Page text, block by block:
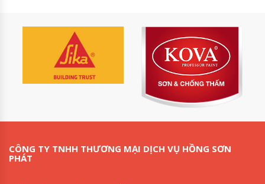
CÔNG TY TNHH THƯƠNG MẠI DỊCH VỤ HỒNG SƠN
PHÁT